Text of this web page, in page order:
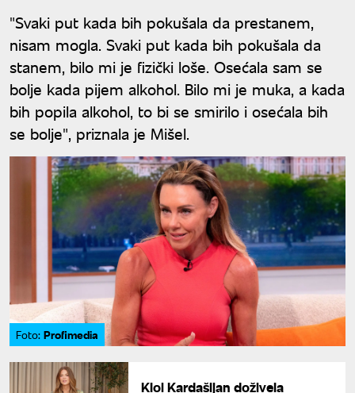
"Svaki put kada bih pokušala da prestanem,
nisam mogla. Svaki put kada bih pokušala da
stanem, bilo mi je fizički loše. Osećala sam se
bolje kada pijem alkohol. Bilo mi je muka, a kada
bih popila alkohol, to bi se smirilo i osećala bih
se bolje", priznala je Mišel.
Foto: Profimedia
Kloi Kardašijan doživela